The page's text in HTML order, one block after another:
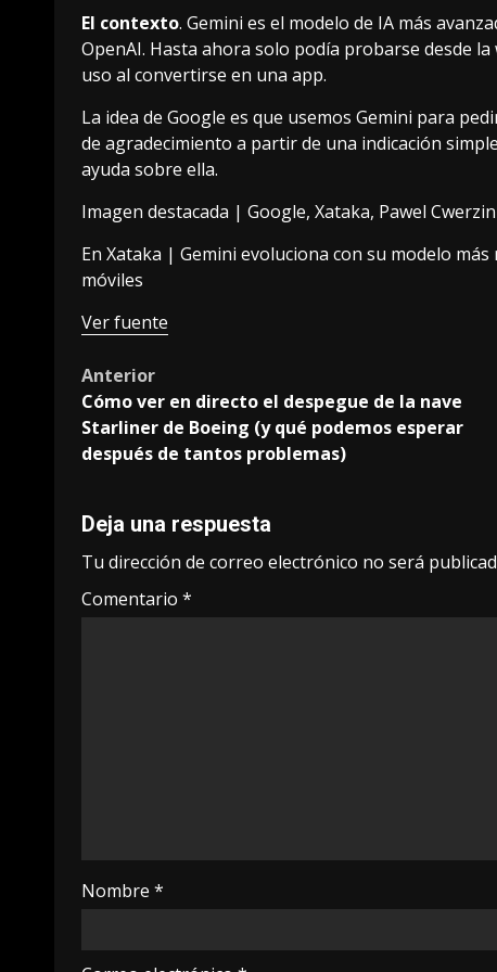
El contexto. Gemini es el modelo de IA más
OpenAI. Hasta ahora solo podía probarse desde
uso al convertirse en una app.
La idea de Google es que usemos Gemini para
de agradecimiento a partir de una indicación
ayuda sobre ella.
Imagen destacada | Google, Xataka, Pawel
En Xataka | Gemini evoluciona con su modelo
móviles
Ver fuente
Post
navigation
Anterior
Cómo ver en directo el despegue de la nave
Starliner de Boeing (y qué podemos esperar
después de tantos problemas)
Deja una respuesta
Tu dirección de correo electrónico no será
Comentario *
Nombre *